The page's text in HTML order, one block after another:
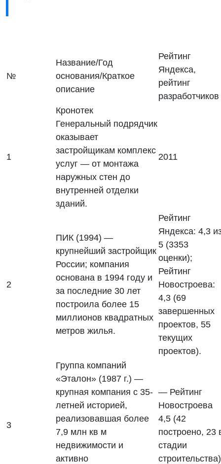
№
Название/Год
основания/Краткое
описание
Рейтинг
Яндекса,
рейтинг
разработчиков
1
Кронотек
Генеральный подрядчик
оказывает
застройщикам комплекс
услуг — от монтажа
наружных стен до
внутренней отделки
зданий.
2011
2
ПИК (1994) —
крупнейший застройщик
России; компания
основана в 1994 году и
за последние 30 лет
построила более 15
миллионов квадратных
метров жилья.
Рейтинг
Яндекса: 4,3
5 (3353
оценки);
Рейтинг
Новостроева:
4,3 (69
завершенных
проектов, 55
текущих
проектов).
3
Группа компаний
«Эталон» (1987 г.) —
крупная компания с 35-
летней историей,
реализовавшая более
7,9 млн кв м
недвижимости и
активно
— Рейтинг
Новостроева
4,5 (42
построено, 23
стадии